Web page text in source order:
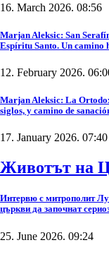
16. March 2026. 08:56
Marjan Aleksic: San
Espíritu Santo. Un
12. February 2026.
Marjan Aleksic: La
siglos, y camino de
17. January 2026. 07:40
Животът на
Интервю с митрополит
църкви да започнат
25. June 2026. 09:24